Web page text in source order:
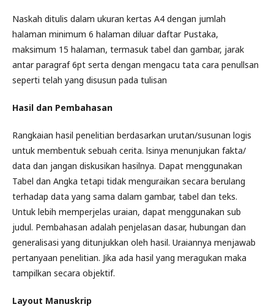
Naskah ditulis dalam ukuran kertas A4 dengan jumlah
halaman minimum 6 halaman diluar daftar Pustaka,
maksimum 15 halaman, termasuk tabel dan gambar, jarak
antar paragraf 6pt serta dengan mengacu tata cara penullsan
seperti telah yang disusun pada tulisan
Hasil dan Pembahasan
Rangkaian hasil penelitian berdasarkan urutan/susunan logis
untuk membentuk sebuah cerita. lsinya menunjukan fakta/
data dan jangan diskusikan hasilnya. Dapat menggunakan
Tabel dan Angka tetapi tidak menguraikan secara berulang
terhadap data yang sama dalam gambar, tabel dan teks.
Untuk lebih memperjelas uraian, dapat menggunakan sub
judul. Pembahasan adalah penjelasan dasar, hubungan dan
generalisasi yang ditunjukkan oleh hasil. Uraiannya menjawab
pertanyaan penelitian. Jika ada hasil yang meragukan maka
tampilkan secara objektif.
Layout Manuskrip